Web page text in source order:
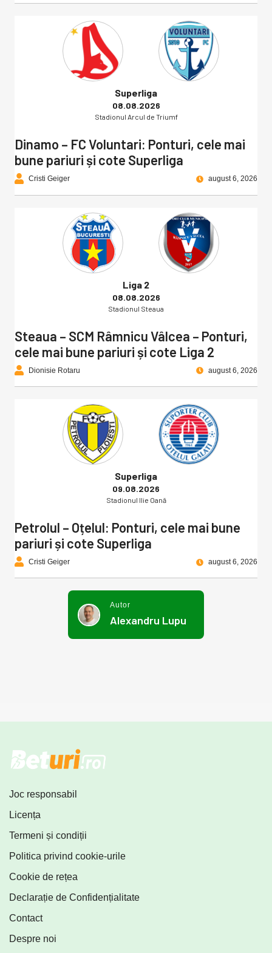
Superliga
08.08.2026
Stadionul Arcul de Triumf
Dinamo – FC Voluntari: Ponturi, cele mai
bune pariuri și cote Superliga
Cristi Geiger august 6, 2026
Liga 2
08.08.2026
Stadionul Steaua
Steaua – SCM Râmnicu Vâlcea – Ponturi,
cele mai bune pariuri și cote Liga 2
Dionisie Rotaru august 6, 2026
Superliga
09.08.2026
Stadionul Ilie Oană
Petrolul – Oțelul: Ponturi, cele mai bune
pariuri și cote Superliga
Cristi Geiger august 6, 2026
Autor
Alexandru Lupu
Joc responsabil
Licența
Termeni și condiții
Politica privind cookie-urile
Cookie de rețea
Declarație de Confidențialitate
Contact
Despre noi